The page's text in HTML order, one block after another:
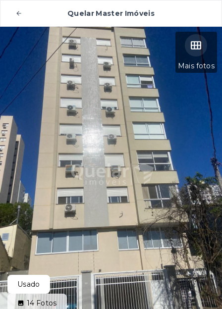
Quelar Master Imóveis
Mais fotos
Usado
14Fotos